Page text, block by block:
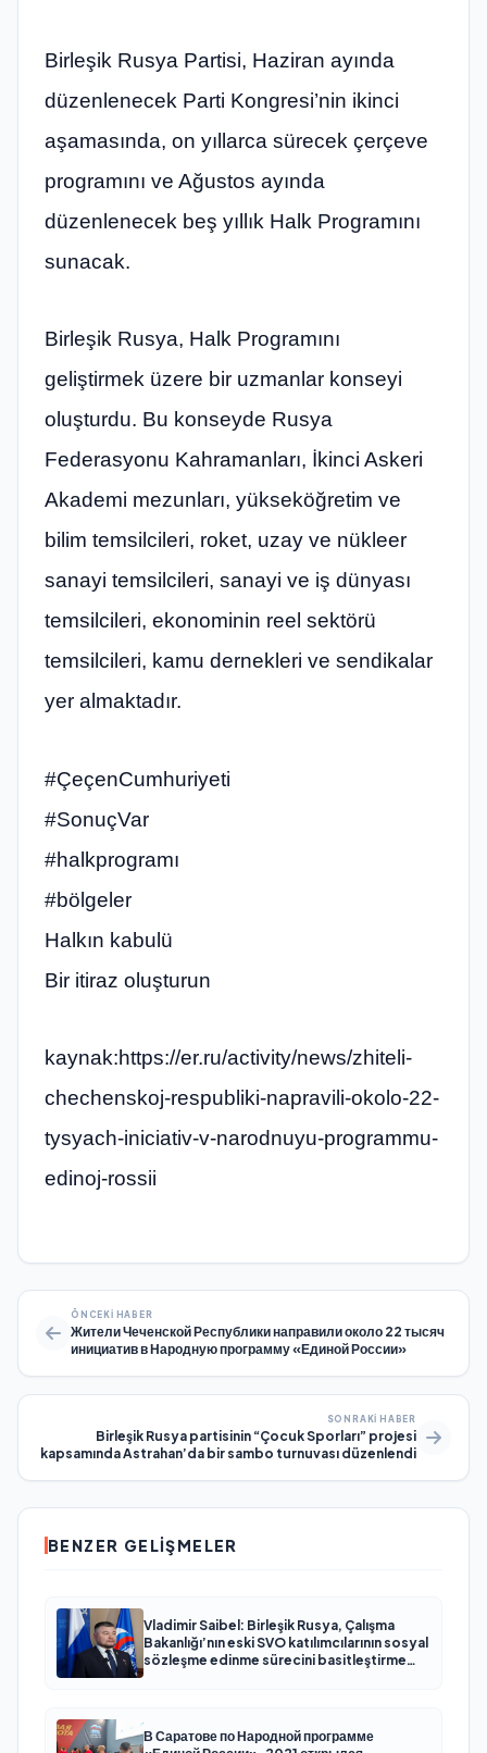
Birleşik Rusya Partisi, Haziran ayında
düzenlenecek Parti Kongresi’nin ikinci
aşamasında, on yıllarca sürecek çerçeve
programını ve Ağustos ayında
düzenlenecek beş yıllık Halk Programını
sunacak.
Birleşik Rusya, Halk Programını
geliştirmek üzere bir uzmanlar konseyi
oluşturdu. Bu konseyde Rusya
Federasyonu Kahramanları, İkinci Askeri
Akademi mezunları, yükseköğretim ve
bilim temsilcileri, roket, uzay ve nükleer
sanayi temsilcileri, sanayi ve iş dünyası
temsilcileri, ekonominin reel sektörü
temsilcileri, kamu dernekleri ve sendikalar
yer almaktadır.
#ÇeçenCumhuriyeti
#SonuçVar
#halkprogramı
#bölgeler
Halkın kabulü
Bir itiraz oluşturun
kaynak:https://er.ru/activity/news/zhiteli-
chechenskoj-respubliki-napravili-okolo-22-
tysyach-iniciativ-v-narodnuyu-programmu-
edinoj-rossii
ÖNCEKI HABER
Жители Чеченской Республики направили около 22 тысяч
инициатив в Народную программу «Единой России»
SONRAKI HABER
Birleşik Rusya partisinin “Çocuk Sporları” projesi
kapsamında Astrahan’da bir sambo turnuvası düzenlendi
BENZER GELIŞMELER
Vladimir Saibel: Birleşik Rusya, Çalışma
Bakanlığı’nın eski SVO katılımcılarının sosyal
sözleşme edinme sürecini basitleştirme
В Саратове по Народной программе